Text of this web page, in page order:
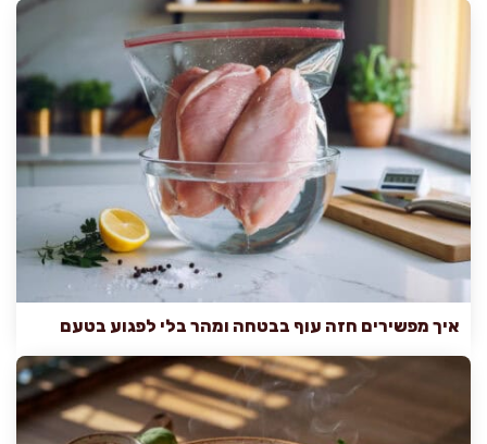
איך מפשירים חזה עוף בבטחה ומהר בלי לפגוע בטעם